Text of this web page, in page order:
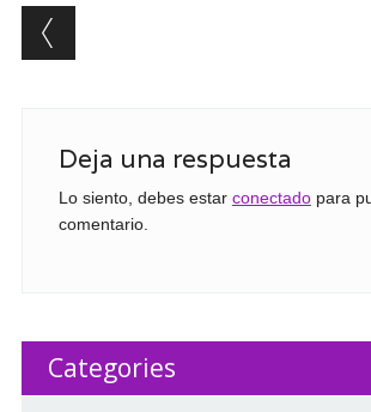
Post navigation
Deja una respuesta
Lo siento, debes estar conectadopara
comentario.
Categories